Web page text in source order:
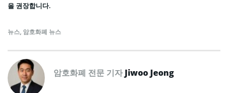
을 권장합니다.
뉴스, 암호화폐 뉴스
암호화폐 전문 기자Jiwoo Jeong